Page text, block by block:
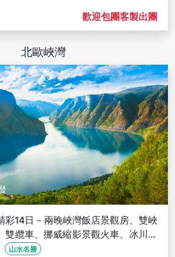
歡迎包團客製出團
北歐峽灣
彩14日－兩晚峽灣飯店景觀房、雙峽
雙纜車、挪威縮影景觀火車、冰川吉
山水名勝